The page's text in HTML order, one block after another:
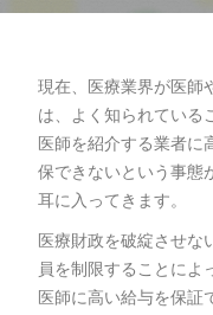
現在、医療業界が医師
は、よく知られている
医師を紹介する業者に
保できないという事態
耳に入ってきます。
医療財政を破綻させな
員を制限することによ
医師に高い給与を保証